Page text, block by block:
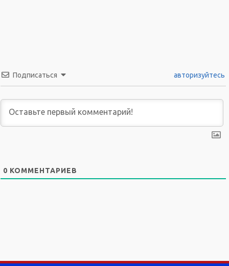
Подписаться авторизуйтесь
0 КОММЕНТАРИЕВ